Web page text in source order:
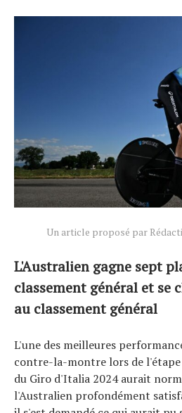
Un article proposé par
L'Australien gagne sept
classement général et se
au classement général
L'une des meilleures
contre-la-montre lors de
du Giro d'Italia 2024 aurait
l'Australien profondément
Actualités
À propos